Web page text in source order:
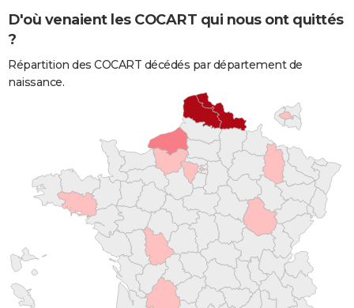
D'où venaient les COCART qui nous ont quittés
?
Répartition des COCART décédés par département de
naissance.